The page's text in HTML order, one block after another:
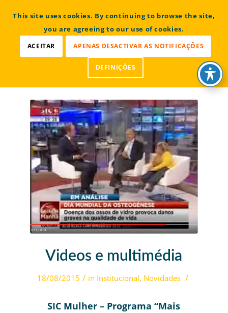
Bem vindo à Associação Portuguesa de Osteogénese
Imperfeita
Videos e multimédia
18/08/2015 / in Institucional, Novidades /
SIC Mulher – Programa “Mais
This site uses cookies. By continuing to browse the site,
you are agreeing to our use of cookies.
ACEITAR APENAS DESACTIVAR AS NOTIFICAÇÕES
DEFINIÇÕES